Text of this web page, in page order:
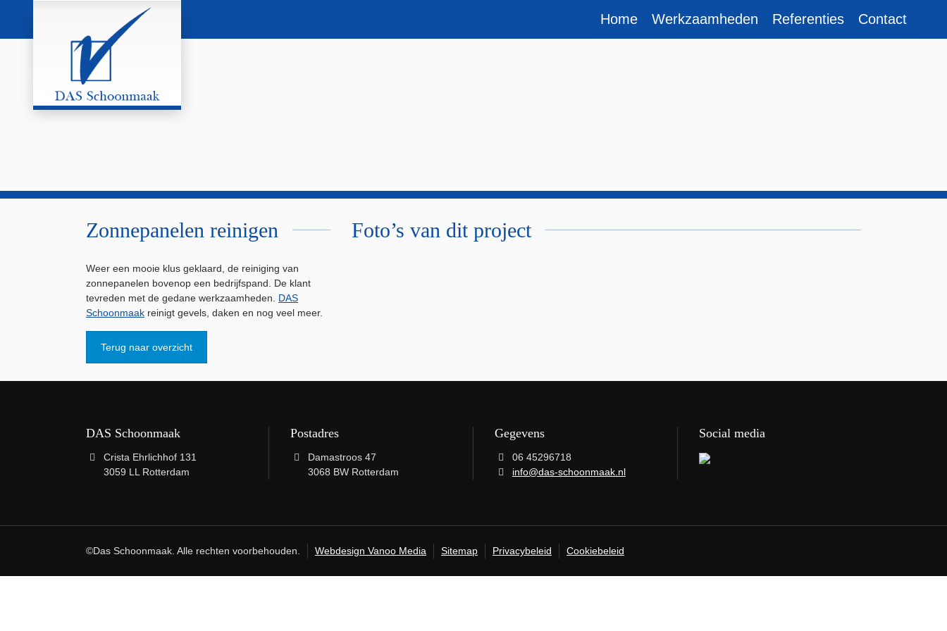
Home Werkzaamheden Referenties Contact
Zonnepanelen reinigen
Weer een mooie klus geklaard, de reiniging van
zonnepanelen bovenop een bedrijfspand. De klant
tevreden met de gedane werkzaamheden. DAS
Schoonmaak reinigt gevels, daken en nog veel meer.
Terug naar overzicht
Foto’s van dit project
DAS Schoonmaak
Crista Ehrlichhof 131
3059 LL Rotterdam
Postadres
Damastroos 47
3068 BW Rotterdam
Gegevens
06 45296718
info@das-schoonmaak.nl
Social media
©Das Schoonmaak. Alle rechten voorbehouden. Webdesign Vanoo Media Sitemap Privacybeleid Cookiebeleid